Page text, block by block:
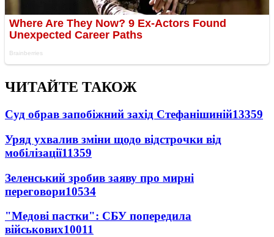
ЧИТАЙТЕ ТАКОЖ
Суд обрав запобіжний захід Стефанішиній13359
Уряд ухвалив зміни щодо відстрочки від
мобілізації11359
Зеленський зробив заяву про мирні
переговори10534
"Медові пастки": СБУ попередила
військових10011